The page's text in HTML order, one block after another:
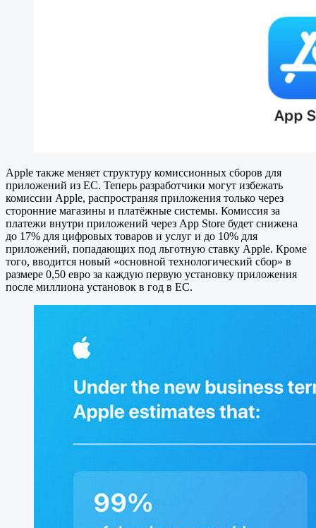
Apple также меняет структуру комиссионных сборов для
приложений из ЕС. Теперь разработчики могут избежать
комиссии Apple, распространяя приложения только через
сторонние магазины и платёжные системы. Комиссия за
платежи внутри приложений через App Store будет снижена
до 17% для цифровых товаров и услуг и до 10% для
приложений, попадающих под льготную ставку Apple. Кроме
того, вводится новый «основной технологический сбор» в
размере 0,50 евро за каждую первую установку приложения
после миллиона установок в год в ЕС.